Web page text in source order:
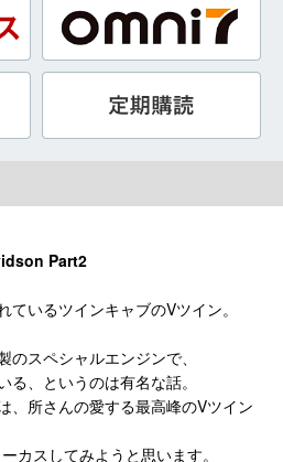
Part2
いるツインキャブのVツイン。
スペシャルエンジンで、
る、というのは有名な話。
、所さんの愛する最高峰のVツイン
カスしてみようと思います。